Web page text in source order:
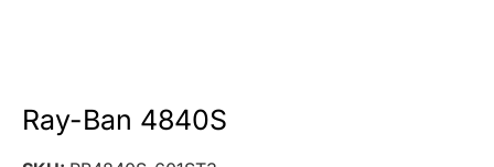
Ray-Ban 4840S